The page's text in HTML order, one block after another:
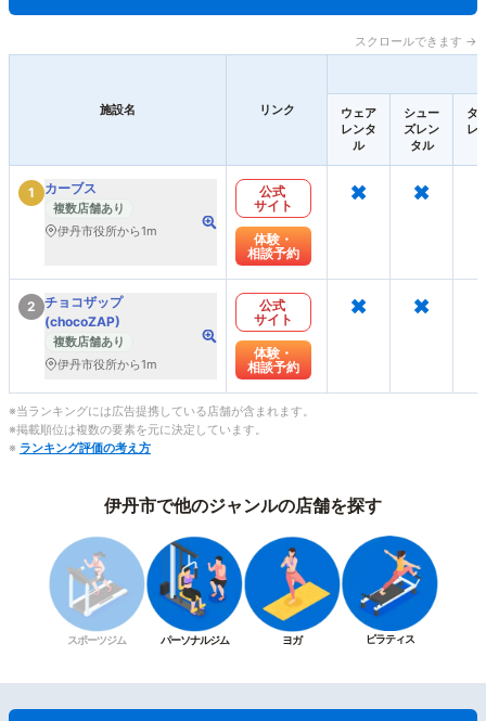
スクロールできます →
施設名 リンク
ウェア
レンタ
ル
シュー
ズレン
タル
タ
レ
1 カーブス
複数店舗あり
伊丹市役所から1m
公式
サイト
体験・
相談予約
× ×
2 チョコザップ
(chocoZAP)
複数店舗あり
伊丹市役所から1m
公式
サイト
体験・
相談予約
× ×
※当ランキングには広告提携している店舗が含まれます。
※掲載順位は複数の要素を元に決定しています。
※ ランキング評価の考え方
伊丹市で他のジャンルの店舗を探す
スポーツジム パーソナルジム ヨガ ピラティス